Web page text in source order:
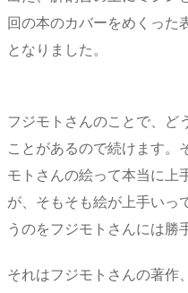
回の本のカバーをめくった
となりました。
フジモトさんのことで、ど
ことがあるので続けます。
モトさんの絵って本当に上
が、そもそも絵が上手いっ
うのをフジモトさんには勝
それはフジモトさんの著作